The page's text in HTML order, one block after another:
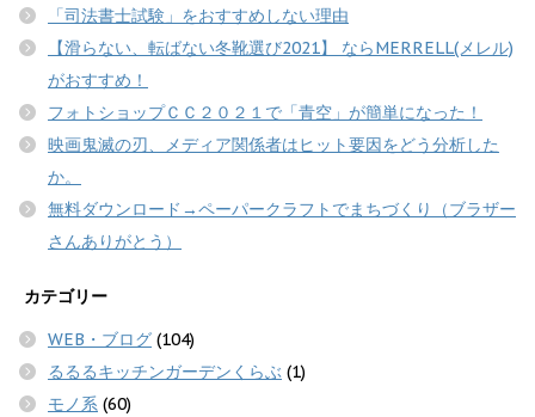
「司法書士試験」をおすすめしない理由
【滑らない、転ばない冬靴選び2021】 ならMERRELL(メレル)
がおすすめ！
フォトショップＣＣ２０２１で「青空」が簡単になった！
映画鬼滅の刃、メディア関係者はヒット要因をどう分析した
か。
無料ダウンロード→ペーパークラフトでまちづくり（ブラザー
さんありがとう）
カテゴリー
WEB・ブログ (104)
るるるキッチンガーデンくらぶ (1)
モノ系 (60)